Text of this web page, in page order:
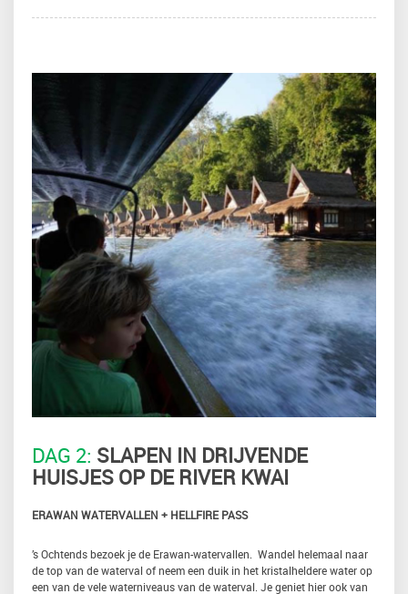
DAG 2: SLAPEN IN DRIJVENDE
HUISJES OP DE RIVER KWAI
ERAWAN WATERVALLEN + HELLFIRE PASS
’s Ochtends bezoek je de Erawan-watervallen. Wandel helemaal naar
de top van de waterval of neem een duik in het kristalheldere water op
een van de vele waterniveaus van de waterval. Je geniet hier ook van